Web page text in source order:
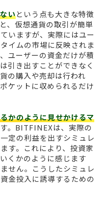
いという点も大きな特徴
、仮想通貨の取引が簡単
いますが、実際にはユー
イムの市場に反映されま
ユーザーの資金だけが積
引き出すことができなく
の購入や売却は行われ
ケットに収められるだけ
かのように見せかけるマ
。BITFINEXは、実際の
定の利益を出すシミュレ
す。これにより、投資家
くかのように感じます
せん。こうしたシミュレ
金投入に誘導するための